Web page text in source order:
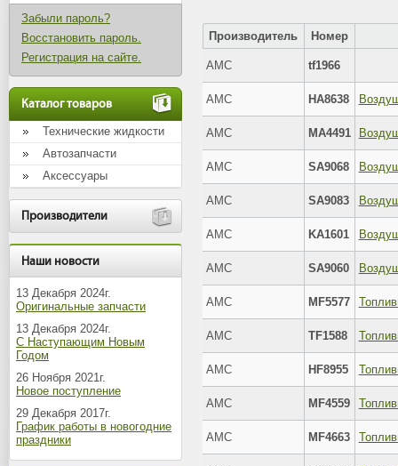
Забыли пароль?
Восстановить пароль.
Регистрация на сайте.
Каталог товаров
Технические жидкости
Автозапчасти
Аксессуары
Производители
Наши новости
13 Декабря 2024г.
Оригинальные запчасти
13 Декабря 2024г.
С Наступающим Новым
Годом
26 Ноября 2021г.
Новое поступление
29 Декабря 2017г.
График работы в новогодние
праздники
Производитель Номер
AMC tf1966
AMC HA8638
AMC MA4491
AMC SA9068
AMC SA9083
AMC KA1601
AMC SA9060
AMC MF5577
AMC TF1588
AMC HF8955
AMC MF4559
AMC MF4663